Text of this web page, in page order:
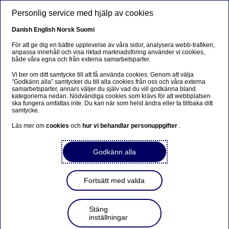
Anteeksi...
Sivua ei ole saatavilla suomeksi
Pysy sivulla|Siirry aiheeseen liittyvälle
Economic Outlook
Svenska ekonomiska
utsikterna: Höstrusk
Personlig service med hjälp av cookies
Danish English Norsk Suomi
För att ge dig en bättre upplevelse av våra sidor, analysera webb-trafiken,
anpassa innehåll och visa riktad marknadsföring använder vi cookies,
både våra egna och från externa samarbetsparter.
Vi ber om ditt samtycke till att få använda cookies. Genom att välja
”Godkänn alla” samtycker du till alla cookies från oss och våra externa
samarbetsparter, annars väljer du själv vad du vill godkänna bland
kategorierna nedan. Nödvändiga cookies som krävs för att webbplatsen
ska fungera omfattas inte. Du kan när som helst ändra eller ta tillbaka ditt
samtycke.
Läs mer omcookiesoch hur vi behandlar personuppgifter .
Godkänn alla
Fortsätt med valda
Stäng
inställningar